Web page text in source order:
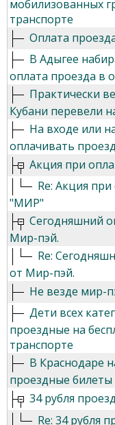
мобилизованных
транспорте
Оплата
В Адыгее
оплата проезда в
Практически
Кубани перевели
На входе или
оплачивать
Акция при
Re: Акция
"МИР"
Сегодняшний
Мир-пэй.
Re:
от Мир-пэй.
Не везде мир-
Дети всех
проездные на
транспорте
В Краснодаре
проездные
34 рубля
Re: 34 рубля